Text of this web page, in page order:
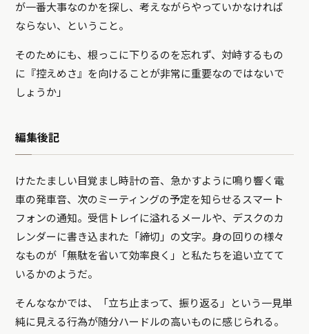
が一番大事なのかを探し、考えながらやっていかなければ
ならない、ということ。
そのためにも、根っこに下りるのを忘れず、対峙するもの
に『控えめさ』を向けることが非常に重要なのではないで
しょうか」
編集後記
けたたましい目覚まし時計の音、急かすように鳴り響く電
車の発車音、次のミーティングの予定を知らせるスマート
フォンの通知。受信トレイに溢れるメールや、デスクのカ
レンダーに書き込まれた「締切」の文字。身の回りの様々
なものが「無駄を省いて効率良く」と私たちを追い立てて
いるかのようだ。
そんななかでは、「立ち止まって、振り返る」という一見単
純に見える行為が随分ハードルの高いものに感じられる。